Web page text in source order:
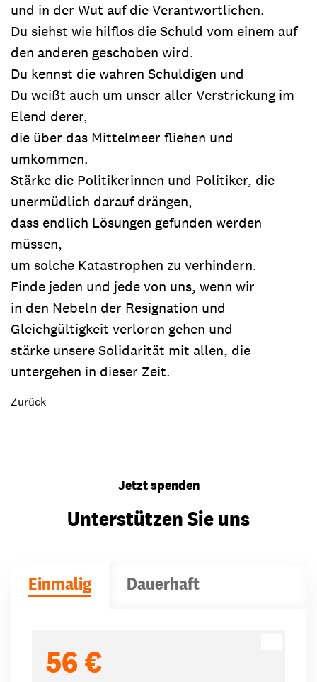
und in der Wut auf die Verantwortlichen.
Du siehst wie hilflos die Schuld vom einem auf
den anderen geschoben wird.
Du kennst die wahren Schuldigen und
Du weißt auch um unser aller Verstrickung im
Elend derer,
die über das Mittelmeer fliehen und
umkommen.
Stärke die Politikerinnen und Politiker, die
unermüdlich darauf drängen,
dass endlich Lösungen gefunden werden
müssen,
um solche Katastrophen zu verhindern.
Finde jeden und jede von uns, wenn wir
in den Nebeln der Resignation und
Gleichgültigkeit verloren gehen und
stärke unsere Solidarität mit allen, die
untergehen in dieser Zeit.
Zurück
Jetzt spenden
Unterstützen Sie uns
Einmalig Dauerhaft
56 €